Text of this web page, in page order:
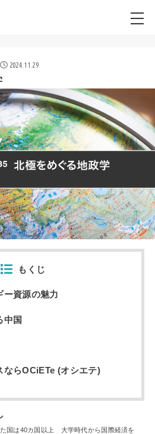
2024.11.29
もくじ
ー資源の魅力
中国
ならOCiETe (オシエテ)
国は40カ国以上 大学時代から国際経済を